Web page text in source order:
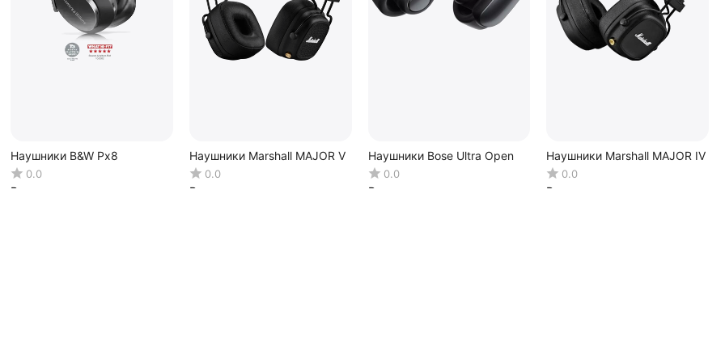
Наушники B&W Px8
0.0
В наличии
Наушники Marshall MAJOR V
0.0
В наличии
Наушники Bose Ultra Open
0.0
В наличии
Наушники Marshall MAJOR IV
0.0
В наличии